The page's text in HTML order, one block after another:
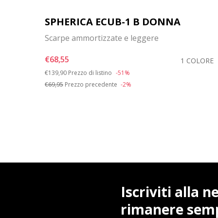
SPHERICA ECUB-1 B DONNA
Scarpe ammortizzate e leggere
€68,55
1 COLORE
Price reduced from
€139,90 to
Prezzo di listino -51%
€69,95 Prezzo precedente -2%
Iscriviti alla
rimanere